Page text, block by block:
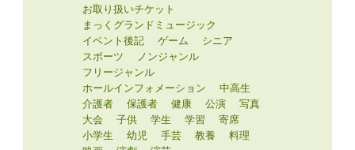
お取り扱いチケット
まっくグランドミュージック
イベント後記
ゲーム
シニア
スポーツ
ノンジャンル
フリージャンル
ホールインフォメーション
中高生
介護者
保護者 健康 公演
写真
大会
子供 学生 学習
寄席
小学生
幼児 手芸 教養
料理